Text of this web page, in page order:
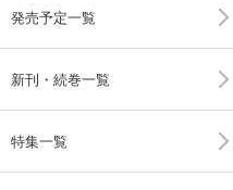
発売予定一覧
新刊・続巻一覧
特集一覧